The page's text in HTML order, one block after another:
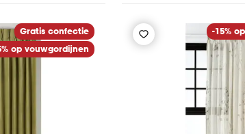
Gratis confectie
op vouwgordijnen
-15%